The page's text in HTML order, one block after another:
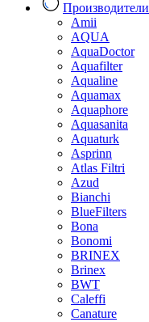
Производители
Amii
AQUA
AquaDoctor
Aquafilter
Aqualine
Aquamax
Aquaphore
Aquasanita
Aquaturk
Asprinn
Atlas Filtri
Azud
Bianchi
BlueFilters
Bona
Bonomi
BRINEX
Brinex
BWT
Caleffi
Canature